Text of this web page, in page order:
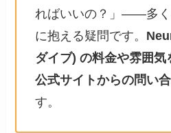
ればいいの？」――多く
に抱える疑問です。
ダイブ) の料金や雰囲気
公式サイトからの問い
す。